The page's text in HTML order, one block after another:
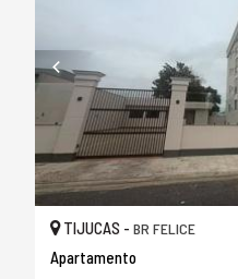
TIJUCAS - BR FELICE
Apartamento